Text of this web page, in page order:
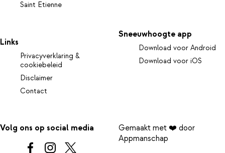
Saint Etienne
Links
Privacyverklaring &
cookiebeleid
Disclaimer
Contact
Sneeuwhoogte app
Download voor Android
Download voor iOS
Volg ons op social media
Gemaakt met ❤️ door
Appmanschap